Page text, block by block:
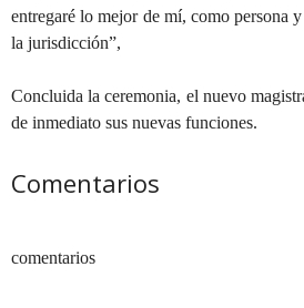
entregaré lo mejor de mí, como persona
la jurisdicción”,
Concluida la ceremonia, el nuevo
de inmediato sus nuevas funciones.
Comentarios
comentarios